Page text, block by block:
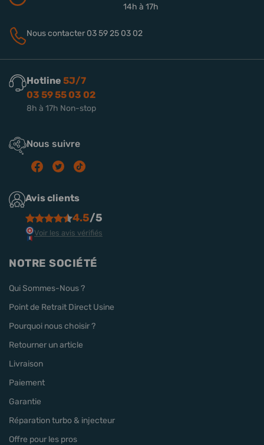
14h à 17h
Nous contacter 03 59 25 03 02
Hotline 5J/7
03 59 55 03 02
8h à 17h Non-stop
Nous suivre
Avis clients
4.5/5
Voir les avis vérifiés
NOTRE SOCIÉTÉ
Qui Sommes-Nous ?
Point de Retrait Direct Usine
Pourquoi nous choisir ?
Retourner un article
Livraison
Paiement
Garantie
Réparation turbo & injecteur
Offre pour les pros